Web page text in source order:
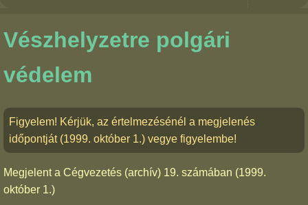
Vészhelyzetre polgári
védelem
Figyelem! Kérjük, az értelmezésénél a megjelenés
időpontját (1999. október 1.) vegye figyelembe!
Megjelent a Cégvezetés (archív) 19. számában (1999.
október 1.)